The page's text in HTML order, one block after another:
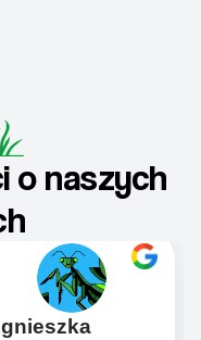
o naszych